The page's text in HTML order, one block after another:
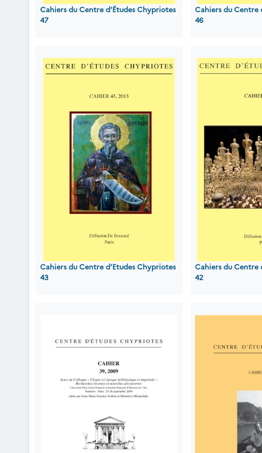
Cahiers du Centre d'Études Chypriotes
47
Cahiers du Centre
46
Cahiers du Centre d'Etudes Chypriotes
43
Cahiers du Centre
42